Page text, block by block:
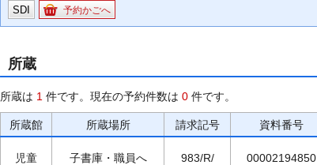
SDI 予約かごへ
所蔵
所蔵は 1 件です。現在の予約件数は 0 件です。
所蔵館 所蔵場所 請求記号 資料番号
児童 子書庫・職員へ 983/R/ 00002194850